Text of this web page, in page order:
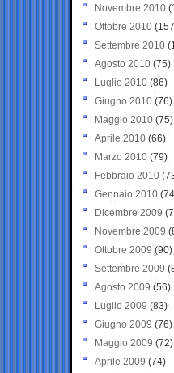
Novembre 2010
Ottobre 2010
Settembre 2010
Agosto 2010 (75)
Luglio 2010 (86)
Giugno 2010 (76)
Maggio 2010 (75)
Aprile 2010 (66)
Marzo 2010 (79)
Febbraio 2010
Gennaio 2010
Dicembre 2009
Novembre 2009
Ottobre 2009 (90)
Settembre 2009
Agosto 2009 (56)
Luglio 2009 (83)
Giugno 2009 (76)
Maggio 2009 (72)
Aprile 2009 (74)